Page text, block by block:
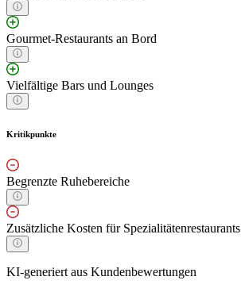
Gourmet-Restaurants an Bord
Vielfältige Bars und Lounges
Kritikpunkte
Begrenzte Ruhebereiche
Zusätzliche Kosten für Spezialitätenrestaurants
KI-generiert aus Kundenbewertungen